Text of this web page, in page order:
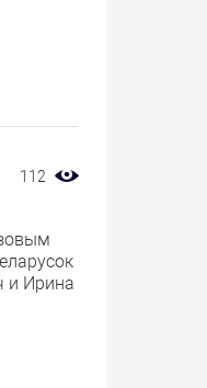
112
и Ирина